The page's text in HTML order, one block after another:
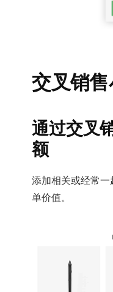
交叉销
通过交叉
额
添加相关或经常
单价值。